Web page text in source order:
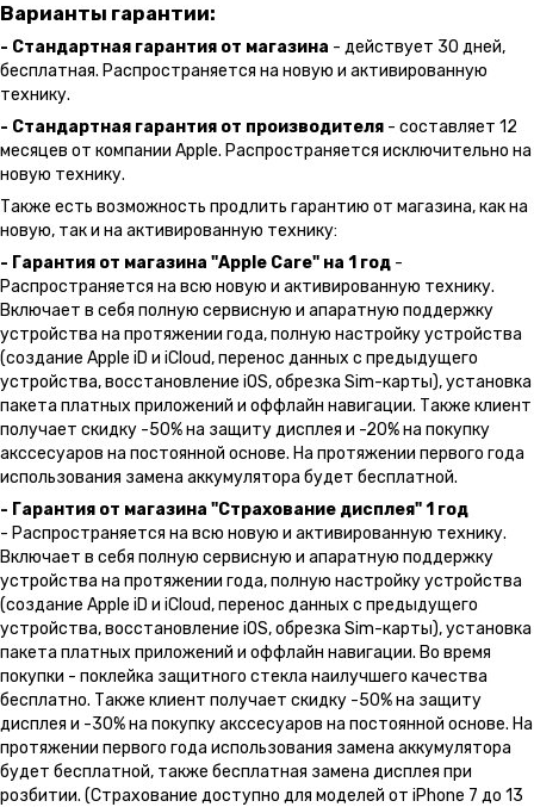
Варианты гарантии:
- Стандартная гарантия от магазина - действует 30 дней,
бесплатная. Распространяется на новую и активированную
технику.
- Стандартная гарантия от производителя - составляет 12
месяцев от компании Apple. Распространяется исключительно на
новую технику.
Также есть возможность продлить гарантию от магазина, как на
новую, так и на активированную технику:
- Гарантия от магазина "Apple Care" на 1 год -
Распространяется на всю новую и активированную технику.
Включает в себя полную сервисную и апаратную поддержку
устройства на протяжении года, полную настройку устройства
(создание Apple iD и iCloud, перенос данных с предыдущего
устройства, восстановление iOS, обрезка Sim-карты), установка
пакета платных приложений и оффлайн навигации. Также клиент
получает скидку -50% на защиту дисплея и -20% на покупку
акссесуаров на постоянной основе. На протяжении первого года
использования замена аккумулятора будет бесплатной.
- Гарантия от магазина "Страхование дисплея" 1 год
- Распространяется на всю новую и активированную технику.
Включает в себя полную сервисную и апаратную поддержку
устройства на протяжении года, полную настройку устройства
(создание Apple iD и iCloud, перенос данных с предыдущего
устройства, восстановление iOS, обрезка Sim-карты), установка
пакета платных приложений и оффлайн навигации. Во время
покупки - поклейка защитного стекла наилучшего качества
бесплатно. Также клиент получает скидку -50% на защиту
дисплея и -30% на покупку акссесуаров на постоянной основе. На
протяжении первого года использования замена аккумулятора
будет бесплатной, также бесплатная замена дисплея при
розбитии. (Страхование доступно для моделей от iPhone 7 до 13